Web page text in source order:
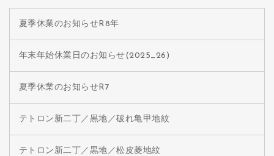
夏季休業のお知らせR8年
年末年始休業日のお知らせ(2025_26)
夏季休業のお知らせR7
テトロン新二丁／黒地／破れ亀甲地紋
テトロン新二丁／黒地／松皮菱地紋